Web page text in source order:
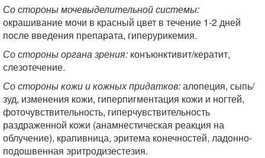
Со стороны мочевыделительной системы:
окрашивание мочи в красный цвет в течение 1-2 дней
после введения препарата, гиперурикемия.
Со стороны органа зрения: конъюнктивит/кератит,
слезотечение.
Со стороны кожи и кожных придатков:алопеция, сыпь/
зуд, изменения кожи, гиперпигментация кожи и ногтей,
фоточувствительность, гиперчувствительность
раздраженной кожи (анамнестическая реакция на
облучение), крапивница, эритема конечностей, ладонно-
подошвенная эритродизестезия.